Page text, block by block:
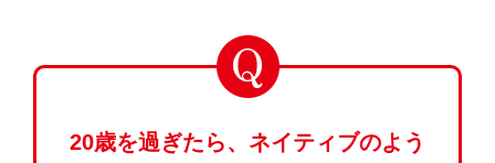
20歳を過ぎたら、ネイティブのよう